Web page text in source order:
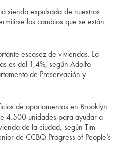
siendo expulsada de nuestros
los cambios que se están
escasez de viviendas. La
es del 1,4%, según Adolfo
de Preservación y
de apartamentos en Brooklyn
4.500 unidades para ayudar a
de la ciudad, según Tim
de CCBQ Progress of People’s